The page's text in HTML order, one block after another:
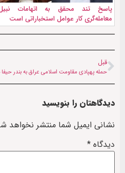
پاسخ تند محقق به اتهامات
معامله‌گری کار عوامل استخباراتی است
قبل
حمله پهپادی مقاومت اسلامی عراق به بندر
دیدگاهتان را بنویسید
نشانی ایمیل شما منتشر نخواهد
دیدگاه *